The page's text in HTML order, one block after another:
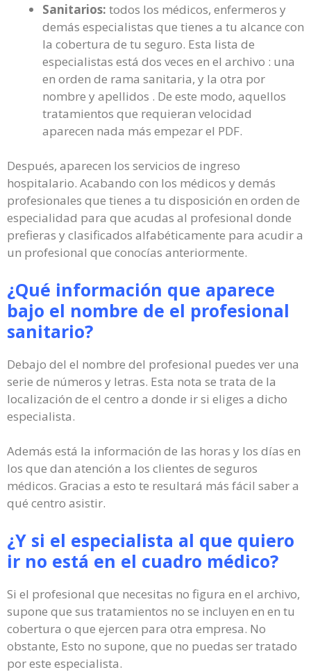
Sanitarios: todos los médicos, enfermeros y
demás especialistas que tienes a tu alcance con
la cobertura de tu seguro. Esta lista de
especialistas está dos veces en el archivo : una
en orden de rama sanitaria, y la otra por
nombre y apellidos . De este modo, aquellos
tratamientos que requieran velocidad
aparecen nada más empezar el PDF.
Después, aparecen los servicios de ingreso
hospitalario. Acabando con los médicos y demás
profesionales que tienes a tu disposición en orden de
especialidad para que acudas al profesional donde
prefieras y clasificados alfabéticamente para acudir a
un profesional que conocías anteriormente.
¿Qué información que aparece
bajo el nombre de el profesional
sanitario?
Debajo del el nombre del profesional puedes ver una
serie de números y letras. Esta nota se trata de la
localización de el centro a donde ir si eliges a dicho
especialista.
Además está la información de las horas y los días en
los que dan atención a los clientes de seguros
médicos. Gracias a esto te resultará más fácil saber a
qué centro asistir.
¿Y si el especialista al que quiero
ir no está en el cuadro médico?
Si el profesional que necesitas no figura en el archivo,
supone que sus tratamientos no se incluyen en en tu
cobertura o que ejercen para otra empresa. No
obstante, Esto no supone, que no puedas ser tratado
por este especialista.